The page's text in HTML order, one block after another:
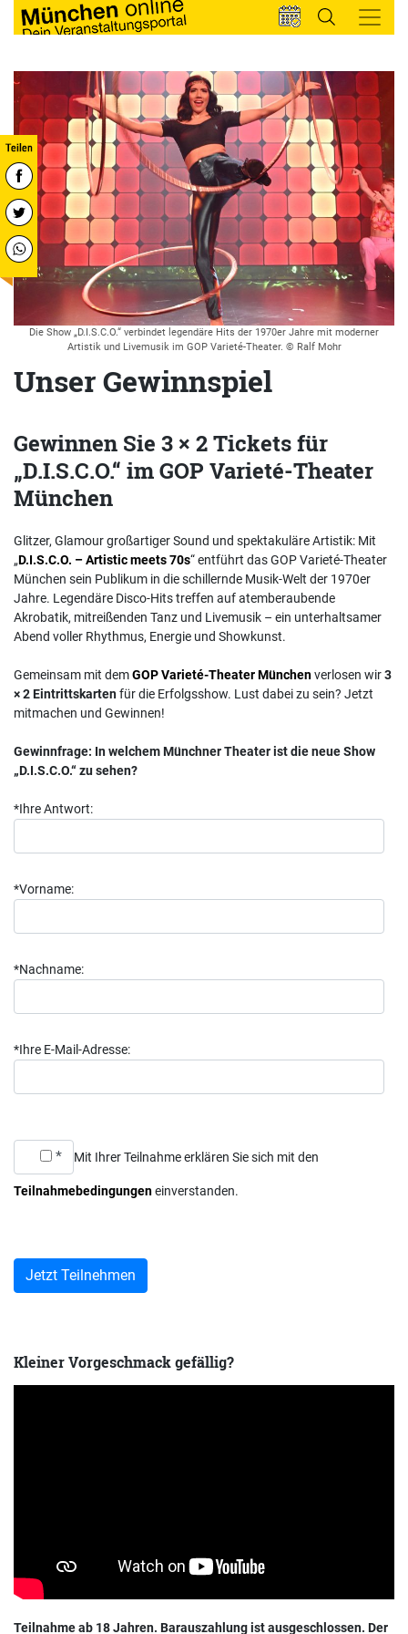
Die Show „D.I.S.C.O.“ verbindet legendäre Hits der 1970er Jahre mit moderner
Artistik und Livemusik im GOP Varieté-Theater. © Ralf Mohr
Unser Gewinnspiel
Gewinnen Sie 3 × 2 Tickets für
„D.I.S.C.O.“ im GOP Varieté-Theater
München
Glitzer, Glamour großartiger Sound und spektakuläre Artistik: Mit
„D.I.S.C.O. – Artistic meets 70s“ entführt das GOP Varieté-Theater
München sein Publikum in die schillernde Musik-Welt der 1970er
Jahre. Legendäre Disco-Hits treffen auf atemberaubende
Akrobatik, mitreißenden Tanz und Livemusik – ein unterhaltsamer
Abend voller Rhythmus, Energie und Showkunst.
Gemeinsam mit demGOP Varieté-Theater Münchenverlosen wir3
× 2 Eintrittskartenfür die Erfolgsshow. Lust dabei zu sein? Jetzt
mitmachen und Gewinnen!
Gewinnfrage: In welchem Münchner Theater ist die neue Show
„D.I.S.C.O.“ zu sehen?
*Ihre Antwort:
*Vorname:
*Nachname:
*Ihre E-Mail-Adresse:
* Mit Ihrer Teilnahme erklären Sie sich mit den
Teilnahmebedingungeneinverstanden.
Kleiner Vorgeschmack gefällig?
Teilnahme ab 18 Jahren. Barauszahlung ist ausgeschlossen. Der